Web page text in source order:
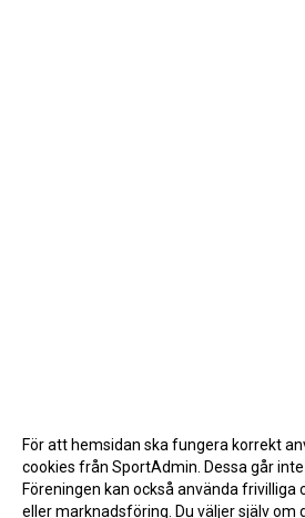
För att hemsidan ska fungera korrekt
cookies från SportAdmin. Dessa går
Föreningen kan också använda frivilliga
eller marknadsföring. Du väljer själv om